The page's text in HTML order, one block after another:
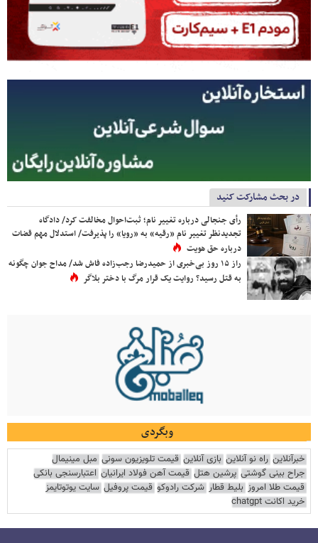
در بحث مشارکت کنید
رأی جنجالی درباره تغییر نام؛ ثبت‌احوال مخالفت کرد/ دادگاه
تجدیدنظر تغییر نام «رقیه» به «رویا» را پذیرفت/ استدلال مهم قضات
درباره حق هویت
راز ۱۵ روز بی‌خبری از حمیدرضا رجب‌زاده فاش شد/ مداح جوان چگونه
به قتل رسید؟ روایت یک قرار مرگ با دختر بلاگر
وبگردی
خبرآنلاین راه نو آنلاین بازی آنلاین قیمت تلویزیون سونی مبل مینیمال
جراح بینی گوشتی پرشین هتل قیمت آهن فولاد ایرانیان اعتبارسنجی بانکی
قیمت طلا امروز بلیط قطار شرکت رادوکو قیمت پروفیل سایت یوتوتایمز
خرید اکانت chatgpt